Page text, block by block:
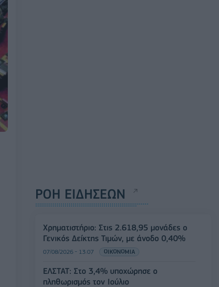
ΡΟΗ ΕΙΔΗΣΕΩΝ
Χρηματιστήριο: Στις 2.618,95 μονάδες ο
Γενικός Δείκτης Τιμών, με άνοδο 0,40%
07/08/2026 - 13:07 ΟΙΚΟΝΟΜΙΑ
ΕΛΣΤΑΤ: Στο 3,4% υποχώρησε ο
πληθωρισμός τον Ιούλιο